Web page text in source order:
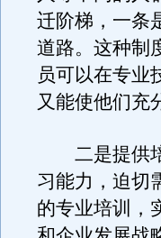
迁阶梯，一条
道路。这种制
员可以在专业
又能使他们充
二是提供培
习能力，迫切
的专业培训，